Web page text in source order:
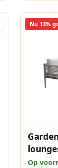
Nu 13%
taupe
Op